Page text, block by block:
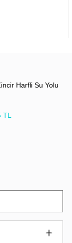
Harfli Su Yolu